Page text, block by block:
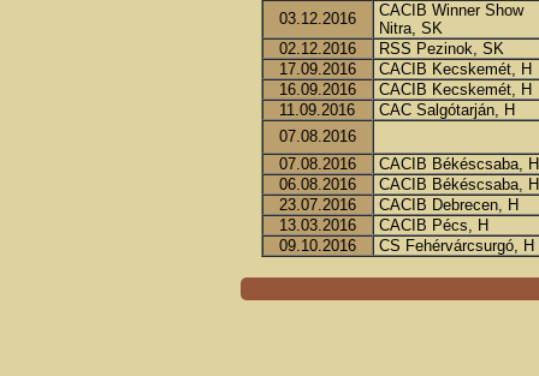
03.12.2016
CACIB Winner Show
Nitra, SK
02.12.2016
RSS Pezinok, SK
17.09.2016
CACIB Kecskemét, H
16.09.2016
CACIB Kecskemét, H
11.09.2016
CAC Salgótarján, H
07.08.2016
07.08.2016
CACIB Békéscsaba, H
06.08.2016
CACIB Békéscsaba, H
23.07.2016
CACIB Debrecen, H
13.03.2016
CACIB Pécs, H
09.10.2016
CS Fehérvárcsurgó, H